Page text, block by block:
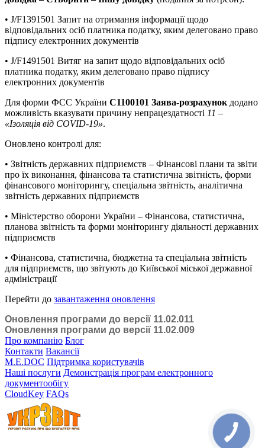
• J/F1391501 Запит на отримання інформації щодо
відповідальних осіб платника податку, яким делеговано право
підпису електронних документів
• J/F1491501 Витяг на запит щодо відповідальних осіб
платника податку, яким делеговано право підпису
електронних документів
Для форми ФСС України C1100101 Заява-розрахунок додано
можливість вказувати причину непрацездатності 11 –
«Ізоляція від COVID-19».
Оновлено контролі для:
• Звітність державних підприємств – Фінансові плани та звіти
про їх виконання, фінансова та статистична звітність, форми
фінансового моніторингу, спеціальна звітність, аналітична
звітність державних підприємств
• Міністерство оборони України – Фінансова, статистична,
планова звітність та форми моніторингу діяльності державних
підприємств
• Фінансова, статистична, бюджетна та спеціальна звітність
для підприємств, що звітують до Київської міської державної
адміністрації
Перейти до завантаження оновлення
Оновлення програми до версії 11.02.011
Оновлення програми до версії 11.02.009
Про компанію Блог
Контакти Вакансії
M.E.DOC Підтримка користувачів
Наші послуги Демонстрація програм електронного
документообігу
CloudKey FAQs